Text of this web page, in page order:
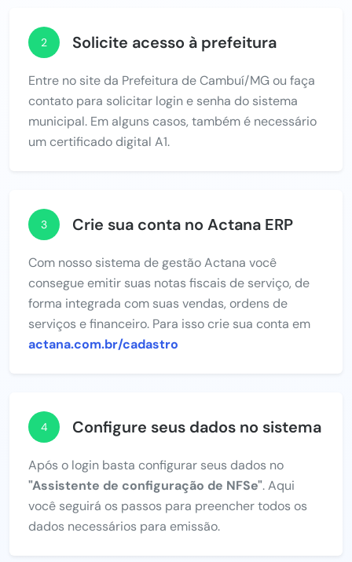
2 Solicite acesso à prefeitura
Entre no site da Prefeitura de Cambuí/MG ou faça
contato para solicitar login e senha do sistema
municipal. Em alguns casos, também é necessário
um certificado digital A1.
3 Crie sua conta no Actana ERP
Com nosso sistema de gestão Actana você
consegue emitir suas notas fiscais de serviço, de
forma integrada com suas vendas, ordens de
serviços e financeiro. Para isso crie sua conta em
actana.com.br/cadastro
4 Configure seus dados no sistema
Após o login basta configurar seus dados no
"Assistente de configuração de NFSe". Aqui
você seguirá os passos para preencher todos os
dados necessários para emissão.